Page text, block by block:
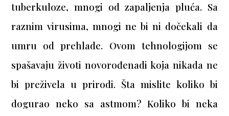
tuberkuloze, mnogi od zapaljenja pluća. Sa
raznim virusima, mnogi ne bi ni dočekali da
umru od prehlade. Ovom tehnologijom se
spašavaju životi novorođenadi koja nikada ne
bi preživela u prirodi. Šta mislite koliko bi
dogurao neko sa astmom? Koliko bi neka